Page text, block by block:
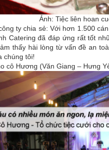
Ảnh: Tiệc liên hoan
ty chia sẻ: Với hơn 1.500
Catering đã đáp ứng rất tốt
thấy hài lòng từ vấn đề an
chúng tôi!
cô Hương (Văn Giang – Hưng